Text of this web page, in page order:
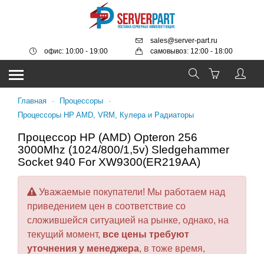
sales@server-part.ru
самовывоз: 12:00 - 18:00
офис: 10:00 - 19:00
Главная - Процессоры -
Процессоры HP AMD, VRM, Кулера и Радиаторы
Процессор HP (AMD) Opteron 256
3000Mhz (1024/800/1,5v) Sledgehammer
Socket 940 For XW9300(ER219AA)
Уважаемые покупатели! Мы работаем над
приведением цен в соответствие со
сложившейся ситуацией на рынке, однако, на
текущий момент, все цены требуют
уточнения у менеджера, в тоже время,